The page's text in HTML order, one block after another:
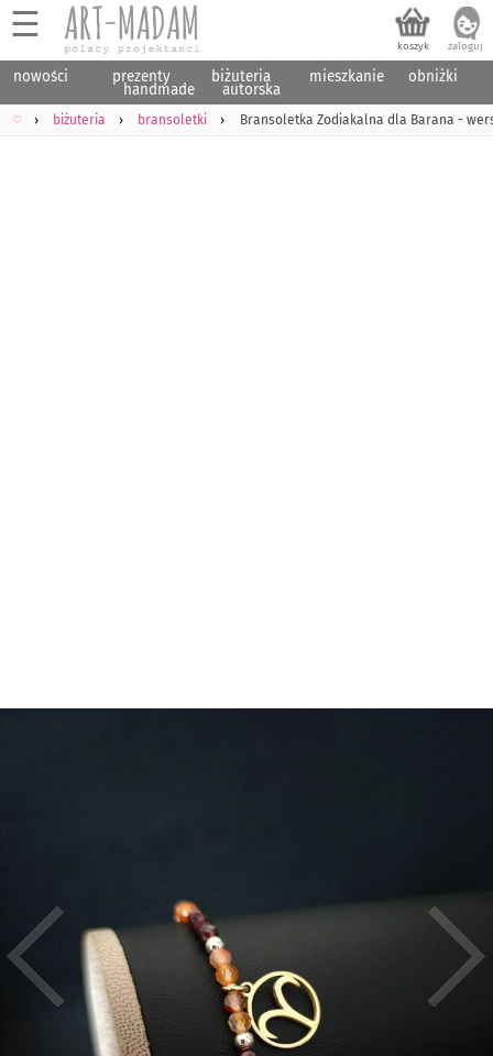
☰
nowości prezenty
handmade
biżuteria
autorska
mieszkanie obniżki
♡ biżuteria bransoletki Bransoletka Zodiakalna dla Barana -